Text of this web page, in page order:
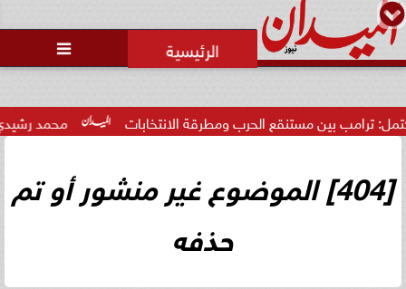

محمد رشيدي: لقاء بين مستنقع الحرب ومطرقة الانتخابات
[404] الموضوع غير منشور أو تم
حذفه